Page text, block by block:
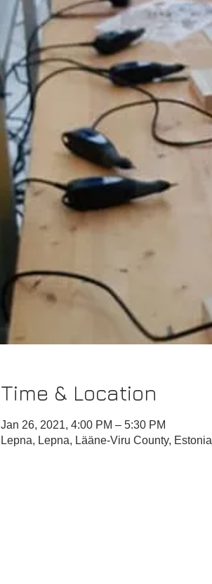
Time & Location
Jan 26, 2021, 4:00 PM – 5:30 PM
Lepna, Lepna, Lääne-Viru County, Estonia